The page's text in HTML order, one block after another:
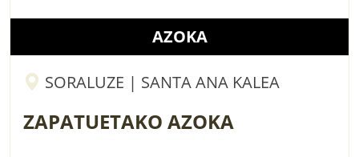
AZOKA
SORALUZE | SANTA ANA KALEA
ZAPATUETAKO AZOKA